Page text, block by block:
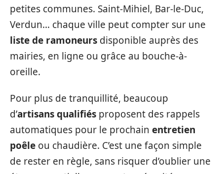
petites communes. Saint-Mihiel, Bar-le-Duc,
Verdun… chaque ville peut compter sur une
liste de ramoneurs disponible auprès des
mairies, en ligne ou grâce au bouche-à-
oreille.
Pour plus de tranquillité, beaucoup
d’artisans qualifiés proposent des rappels
automatiques pour le prochain entretien
poêle ou chaudière. C’est une façon simple
de rester en règle, sans risquer d’oublier une